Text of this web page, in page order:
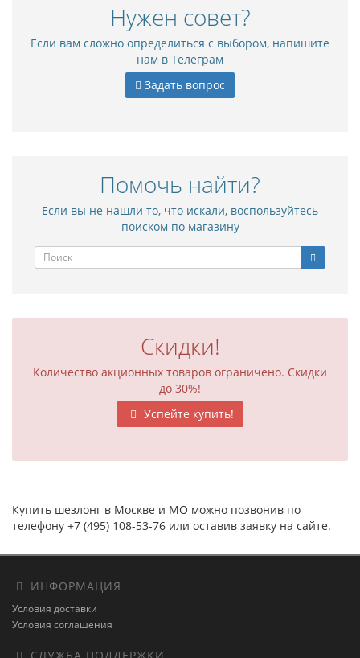
Нужен совет?
Если вам сложно определиться с выбором, напишите
нам в Телеграм
Задать вопрос
Помочь найти?
Если вы не нашли то, что искали, воспользуйтесь
поиском по магазину
Скидки!
Количество акционных товаров ограничено. Скидки
до 30%!
Успейте купить!
Купить шезлонг в Москве и МО можно позвонив по
телефону +7 (495) 108-53-76 или оставив заявку на сайте.
ИНФОРМАЦИЯ
Условия доставки
Условия соглашения
СЛУЖБА ПОДДЕРЖКИ